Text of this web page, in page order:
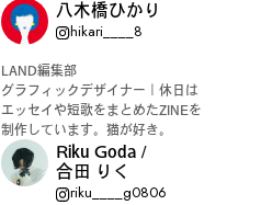
八木橋ひかり
hikari____8
LAND編集部
グラフィックデザイナー｜休日は
エッセイや短歌をまとめたZINEを
制作しています。猫が好き。
Riku Goda /
合田 りく
riku____g0806